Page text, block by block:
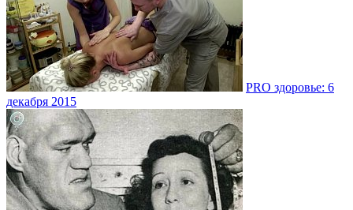
PRO здоровье: 6
декабря 2015